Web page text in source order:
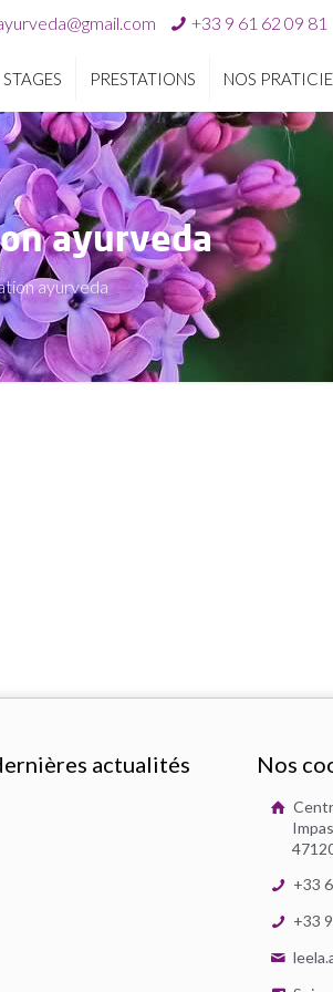
+33 9 61 62 09 81
STAGES PRESTATIONS NOS
ayurveda
ayurveda
actualités Nos
+33
+33